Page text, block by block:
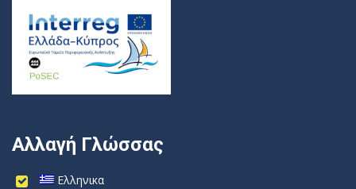
Αλλαγή Γλώσσας
Ελληνικα